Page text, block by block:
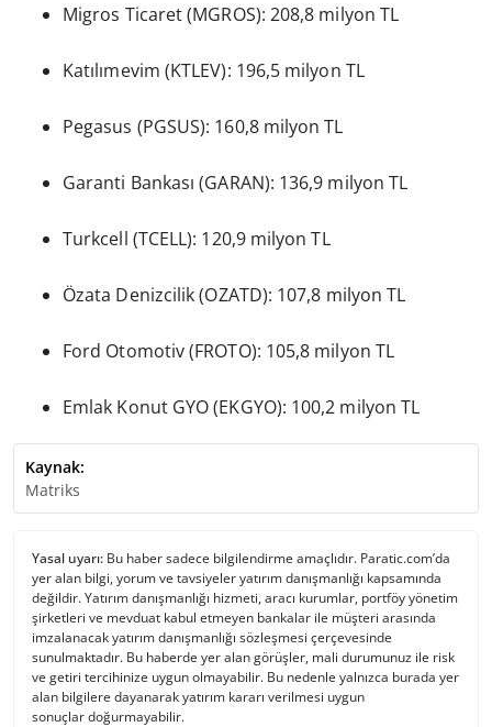
Migros Ticaret (MGROS): 208,8 milyon TL
Katılımevim (KTLEV): 196,5 milyon TL
Pegasus (PGSUS): 160,8 milyon TL
Garanti Bankası (GARAN): 136,9 milyon TL
Turkcell (TCELL): 120,9 milyon TL
Özata Denizcilik (OZATD): 107,8 milyon TL
Ford Otomotiv (FROTO): 105,8 milyon TL
Emlak Konut GYO (EKGYO): 100,2 milyon TL
Kaynak:
Matriks
Yasal uyarı: Bu haber sadece bilgilendirme amaçlıdır. Paratic.com’da
yer alan bilgi, yorum ve tavsiyeler yatırım danışmanlığı kapsamında
değildir. Yatırım danışmanlığı hizmeti, aracı kurumlar, portföy yönetim
şirketleri ve mevduat kabul etmeyen bankalar ile müşteri arasında
imzalanacak yatırım danışmanlığı sözleşmesi çerçevesinde
sunulmaktadır. Bu haberde yer alan görüşler, mali durumunuz ile risk
ve getiri tercihinize uygun olmayabilir. Bu nedenle yalnızca burada yer
alan bilgilere dayanarak yatırım kararı verilmesi uygun
sonuçlar doğurmayabilir.